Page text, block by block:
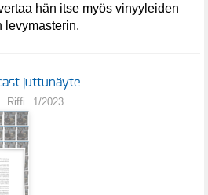
hän itse myös vinyyleiden
levymasterin.
juttunäyte
Riffi 1/2023